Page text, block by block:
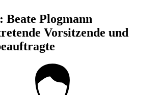
Beate Plogmann
Vorsitzende und